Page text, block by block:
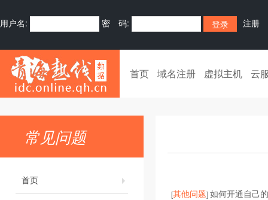
用户名: 密 码: 注册
首页 域名注册 虚拟主机 云
常见问题
首页
[其他问题]如何开通自己